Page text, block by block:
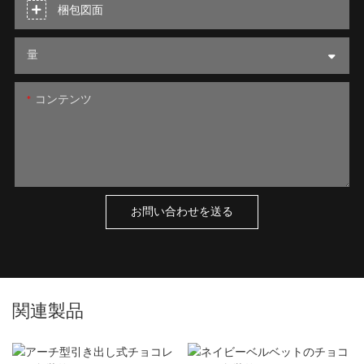
梱包図面
量
コンテンツ
お問い合わせを送る
関連製品